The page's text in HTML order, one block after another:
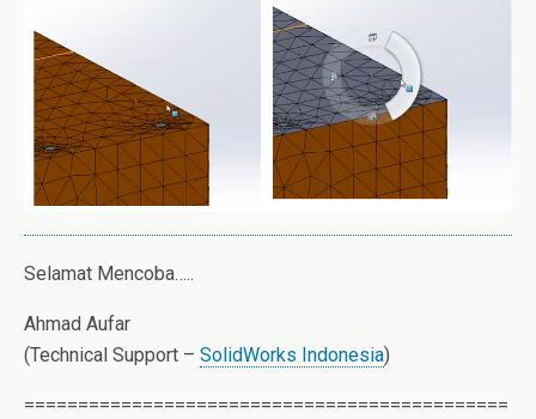
Selamat Mencoba…..
Ahmad Aufar
(Technical Support – SolidWorks Indonesia)
=============================================